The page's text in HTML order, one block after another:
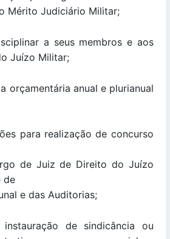
Mérito Judiciário Militar;
a seus membros e aos
Juízo Militar;
orçamentária anual e plurianual
para realização de concurso
de Juiz de Direito do Juízo
de
e das Auditorias;
de sindicância ou